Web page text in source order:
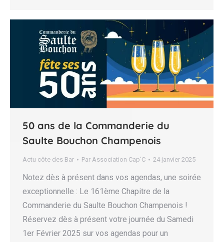
50 ans de la Commanderie du
Saulte Bouchon Champenois
Actu côte des Bar Par Association Cap'C 24 janvier 2025
Notez dès à présent dans vos agendas, une soirée
exceptionnelle : Le 161ème Chapitre de la
Commanderie du Saulte Bouchon Champenois !
Réservez dès à présent votre journée du Samedi
1er Février 2025 sur vos agendas pour un